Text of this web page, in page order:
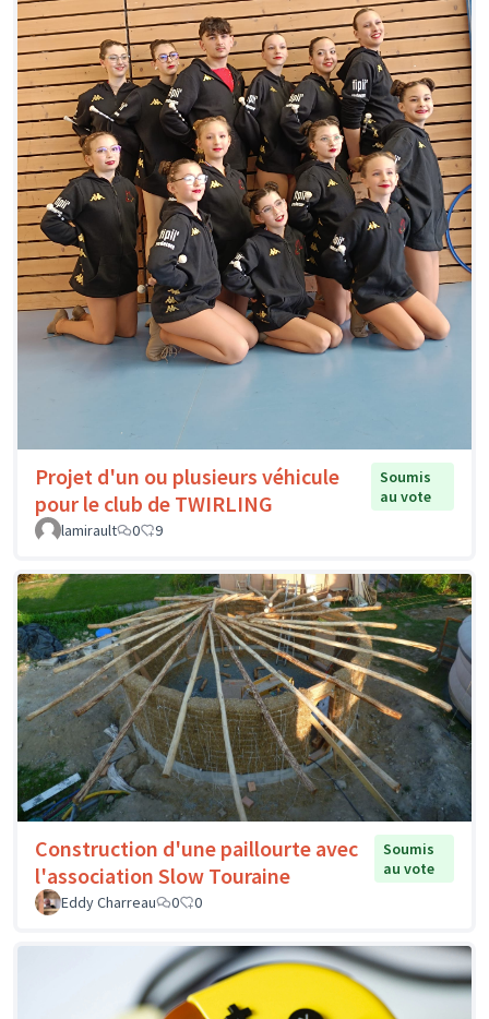
Projet d'un ou plusieurs véhicule
pour le club de TWIRLING
Soumis
au vote
lamirault
0 9
Construction d'une paillourte avec
l'association Slow Touraine
Soumis
au vote
Eddy Charreau
0 0